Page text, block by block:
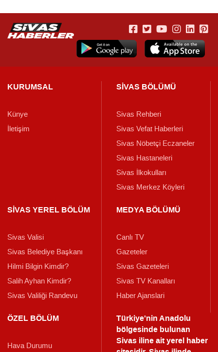
KURUMSAL
Künye
İletişim
SİVAS BÖLÜMÜ
Sivas Rehberi
Sivas Vefat Haberleri
Sivas Nöbetçi Eczaneler
Sivas Hastaneleri
Sivas İlkokulları
Sivas Merkez Köyleri
SİVAS YEREL BÖLÜM
Sivas Valisi
Sivas Belediye Başkanı
Hilmi Bilgin Kimdir?
Salih Ayhan Kimdir?
Sivas Valiliği Randevu
MEDYA BÖLÜMÜ
Canlı TV
Gazeteler
Sivas Gazeteleri
Sivas TV Kanalları
Haber Ajanslari
ÖZEL BÖLÜM
Hava Durumu
Türkiye'nin Anadolu
bölgesinde bulunan
Sivas iline ait yerel haber